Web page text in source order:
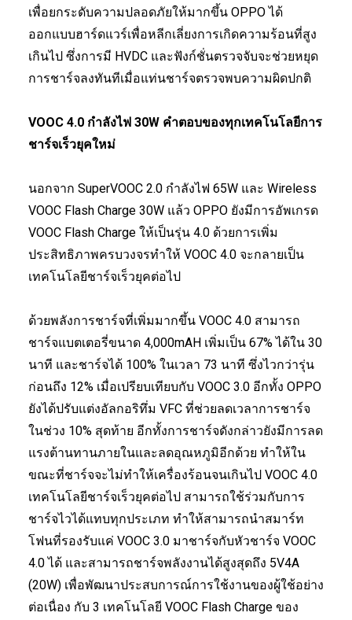
เพื่อยกระดับความปลอดภัยให้มากขึ้น OPPO ได้
ออกแบบฮาร์ดแวร์เพื่อหลีกเลี่ยงการเกิดความร้อนที่สูง
เกินไป ซึ่งการมี HVDC และฟังก์ชั่นตรวจจับจะช่วยหยุด
การชาร์จลงทันทีเมื่อแท่นชาร์จตรวจพบความผิดปกติ
VOOC 4.0 กำลังไฟ 30W คำตอบของทุกเทคโนโลยีการ
ชาร์จเร็วยุคใหม่
นอกจาก SuperVOOC 2.0 กำลังไฟ 65W และ Wireless
VOOC Flash Charge 30W แล้ว OPPO ยังมีการอัพเกรด
VOOC Flash Charge ให้เป็นรุ่น 4.0 ด้วยการเพิ่ม
ประสิทธิภาพครบวงจรทำให้ VOOC 4.0 จะกลายเป็น
เทคโนโลยีชาร์จเร็วยุคต่อไป
ด้วยพลังการชาร์จที่เพิ่มมากขึ้น VOOC 4.0 สามารถ
ชาร์จแบตเตอรี่ขนาด 4,000mAH เพิ่มเป็น 67% ได้ใน 30
นาที และชาร์จได้ 100% ในเวลา 73 นาที ซึ่งไวกว่ารุ่น
ก่อนถึง 12% เมื่อเปรียบเทียบกับ VOOC 3.0 อีกทั้ง OPPO
ยังได้ปรับแต่งอัลกอริทึ่ม VFC ที่ช่วยลดเวลาการชาร์จ
ในช่วง 10% สุดท้าย อีกทั้งการชาร์จดังกล่าวยังมีการลด
แรงต้านทานภายในและลดอุณหภูมิอีกด้วย ทำให้ใน
ขณะที่ชาร์จจะไม่ทำให้เครื่องร้อนจนเกินไป VOOC 4.0
เทคโนโลยีชาร์จเร็วยุคต่อไป สามารถใช้ร่วมกับการ
ชาร์จไวได้แทบทุกประเภท ทำให้สามารถนำสมาร์ท
โฟนที่รองรับแค่ VOOC 3.0 มาชาร์จกับหัวชาร์จ VOOC
4.0 ได้ และสามารถชาร์จพลังงานได้สูงสุดถึง 5V4A
(20W) เพื่อพัฒนาประสบการณ์การใช้งานของผู้ใช้อย่าง
ต่อเนื่อง กับ 3 เทคโนโลยี VOOC Flash Charge ของ